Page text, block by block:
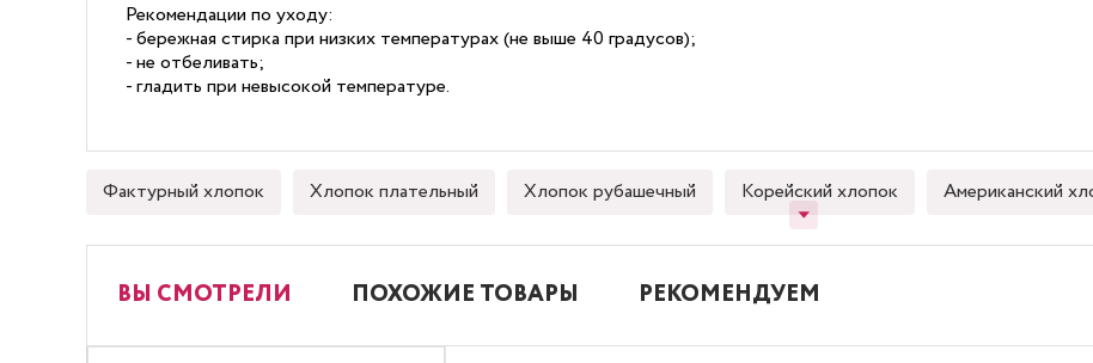
Рекомендации по уходу:
- бережная стирка при низких температурах (не выше 40 градусов);
- не отбеливать;
- гладить при невысокой температуре.
Фактурный хлопок Хлопок плательный Хлопок рубашечный Корейский хлопок Американский
ВЫ СМОТРЕЛИ ПОХОЖИЕ ТОВАРЫ РЕКОМЕНДУЕМ